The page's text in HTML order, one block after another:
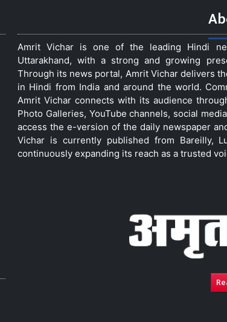
Amrit Vichar is one of the leading Hindi
Uttarakhand, with a strong and growing
Through its news portal, Amrit Vichar delivers
in Hindi from India and around the world.
Amrit Vichar connects with its audience
Photo Galleries, YouTube channels, social
access the e-version of the daily newspaper
Vichar is currently published from Bareilly,
continuously expanding its reach as a trusted